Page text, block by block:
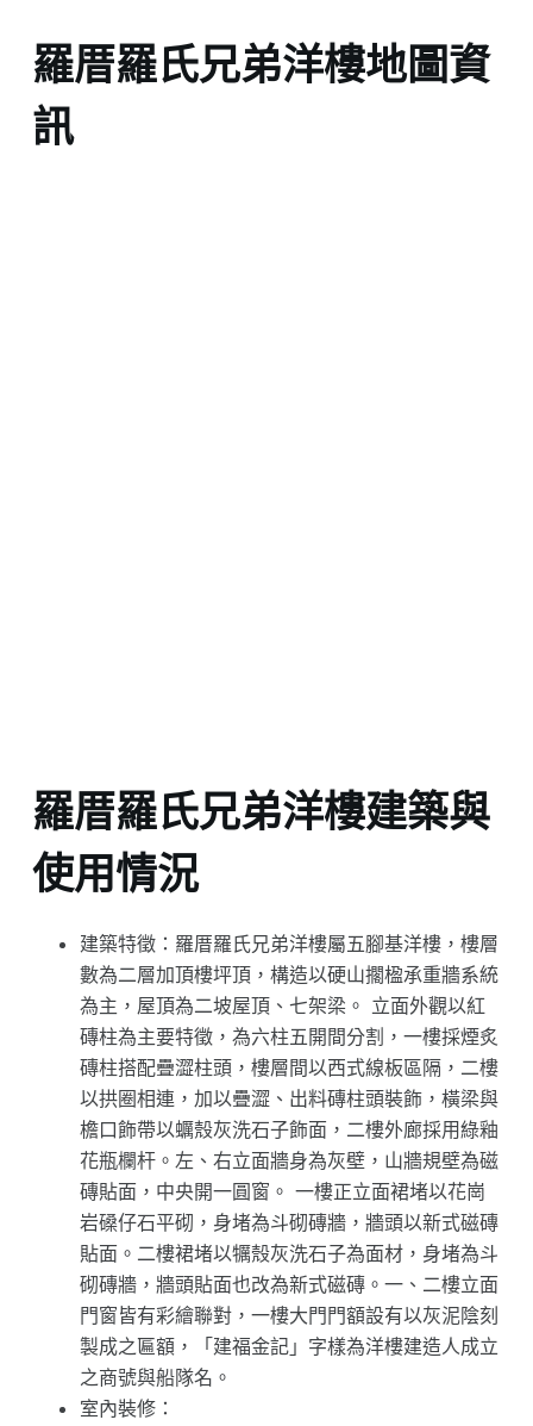
羅厝羅氏兄弟洋樓地圖資
訊
羅厝羅氏兄弟洋樓建築與
使用情況
建築特徵：羅厝羅氏兄弟洋樓屬五腳基洋樓，樓層
數為二層加頂樓坪頂，構造以硬山擱楹承重牆系統
為主，屋頂為二坡屋頂、七架梁。 立面外觀以紅
磚柱為主要特徵，為六柱五開間分割，一樓採煙炙
磚柱搭配疊澀柱頭，樓層間以西式線板區隔，二樓
以拱圈相連，加以疊澀、出料磚柱頭裝飾，橫梁與
檐口飾帶以蠣殼灰洗石子飾面，二樓外廊採用綠釉
花瓶欄杆。左、右立面牆身為灰壁，山牆規壁為磁
磚貼面，中央開一圓窗。 一樓正立面裙堵以花崗
岩磉仔石平砌，身堵為斗砌磚牆，牆頭以新式磁磚
貼面。二樓裙堵以犡殼灰洗石子為面材，身堵為斗
砌磚牆，牆頭貼面也改為新式磁磚。一、二樓立面
門窗皆有彩繪聯對，一樓大門門額設有以灰泥陰刻
製成之匾額，「建福金記」字樣為洋樓建造人成立
之商號與船隊名。
室內裝修：